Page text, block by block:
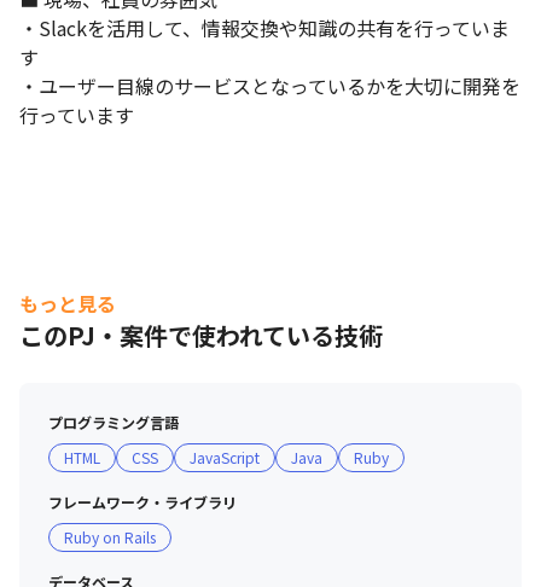
・Slackを活用して、情報交換や知識の共有を行っていま
す
・ユーザー目線のサービスとなっているかを大切に開発を
行っています
もっと見る
このPJ・案件で使われている技術
プログラミング言語
HTML
CSS JavaScript Java Ruby
フレームワーク・ライブラリ
Ruby on Rails
データベース